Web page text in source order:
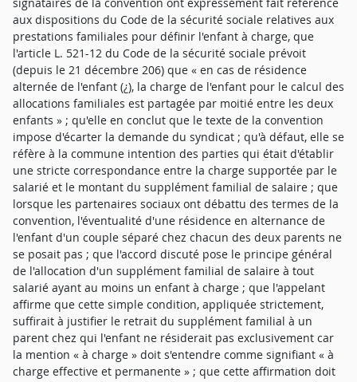
aux dispositions du Code de la sécurité sociale relatives aux
prestations familiales pour définir l'enfant à charge, que
l'article L. 521-12 du Code de la sécurité sociale prévoit
(depuis le 21 décembre 206) que « en cas de résidence
alternée de l'enfant (¿), la charge de l'enfant pour le calcul des
allocations familiales est partagée par moitié entre les deux
enfants » ; qu'elle en conclut que le texte de la convention
impose d'écarter la demande du syndicat ; qu'à défaut, elle se
réfère à la commune intention des parties qui était d'établir
une stricte correspondance entre la charge supportée par le
salarié et le montant du supplément familial de salaire ; que
lorsque les partenaires sociaux ont débattu des termes de la
convention, l'éventualité d'une résidence en alternance de
l'enfant d'un couple séparé chez chacun des deux parents ne
se posait pas ; que l'accord discuté pose le principe général
de l'allocation d'un supplément familial de salaire à tout
salarié ayant au moins un enfant à charge ; que l'appelant
affirme que cette simple condition, appliquée strictement,
suffirait à justifier le retrait du supplément familial à un
parent chez qui l'enfant ne résiderait pas exclusivement car
la mention « à charge » doit s'entendre comme signifiant « à
charge effective et permanente » ; que cette affirmation doit